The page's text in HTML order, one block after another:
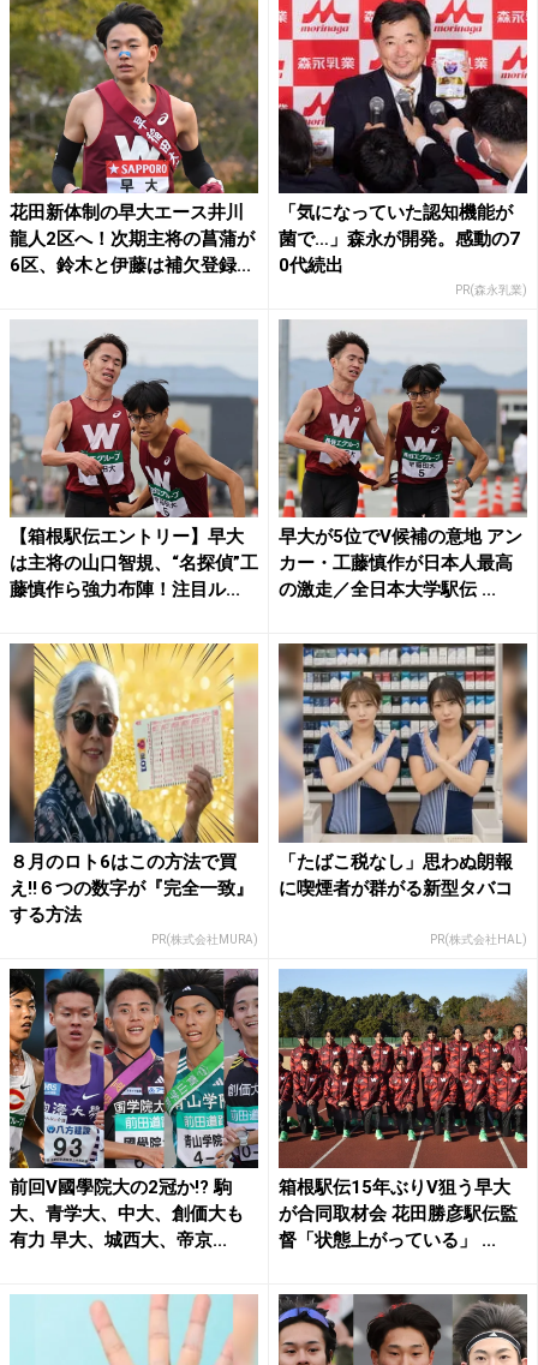
花田新体制の早大エース井川
龍人2区へ！次期主将の菖蒲が
6区、鈴木と伊藤は補欠登録...
「気になっていた認知機能が
菌で…」森永が開発。感動の7
0代続出
PR(森永乳業)
【箱根駅伝エントリー】早大
は主将の山口智規、“名探偵”工
藤慎作ら強力布陣！注目ル...
早大が5位でV候補の意地 アン
カー・工藤慎作が日本人最高
の激走／全日本大学駅伝 ...
８月のロト6はこの方法で買
え!!６つの数字が『完全一致』
する方法
PR(株式会社MURA)
「たばこ税なし」思わぬ朗報
に喫煙者が群がる新型タバコ
PR(株式会社HAL)
前回V國學院大の2冠か!? 駒
大、青学大、中大、創価大も
有力 早大、城西大、帝京...
箱根駅伝15年ぶりV狙う早大
が合同取材会 花田勝彦駅伝監
督「状態上がっている」 ...